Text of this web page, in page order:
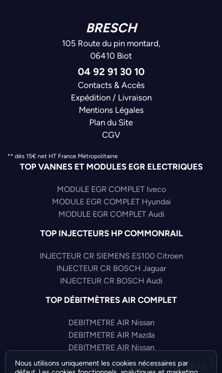
BRESCH
105 Route du pin montard,
06410 Biot
04 92 91 30 10
Contacts & Accès
Expédition / Livraison
Mentions Légales
Plan du Site
CGV
** dès 15€ net HT France Métropolitaine
TOP VANNES ET MODULES EGR ELECTRIQUES
MODULE EGR COMPLET Iveco
MODULE EGR COMPLET Hyundai
MODULE EGR COMPLET Audi
TOP INJECTEURS HP COMMONRAIL
INJECTEUR CR SIEMENS ES100 Citroen
INJECTEUR CR BOSCH Jaguar
INJECTEUR CR BOSCH Audi
TOP DÉBITMÈTRES AIR COMPLET
DEBITMETRE AIR Nissan
DEBITMETRE AIR Mazda
DEBITMETRE AIR Nissan
TOP CAPTEURS HAUTE PRESSION COMMONRAIL
Nous utilisons uniquement les cookies nécessaires par